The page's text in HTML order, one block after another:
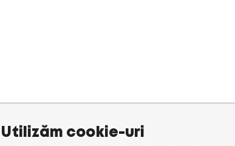
Utilizăm cookie-uri